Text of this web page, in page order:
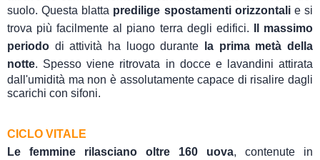
suolo. Questa blatta predilige spostamenti orizzontali e si
trova più facilmente al piano terra degli edifici.
Il massimo
periodo di attività ha luogo durante
la prima metà della
notte. Spesso viene ritrovata in docce e lavandini attirata
dall'umidità ma non è assolutamente capace di risalire dagli
scarichi con sifoni.
CICLO VITALE
Le femmine rilasciano oltre 160 uova, contenute in